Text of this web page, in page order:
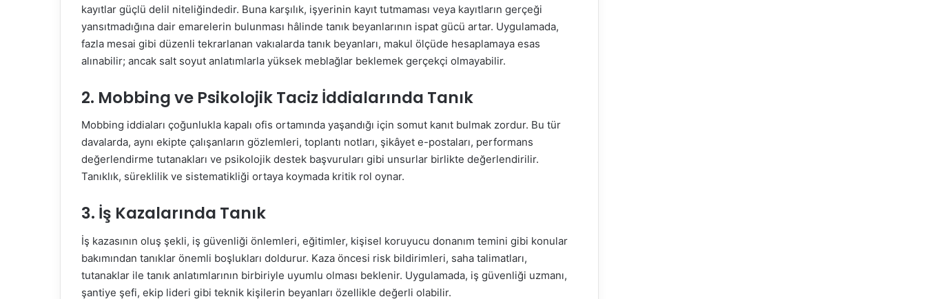
kayıtlar güçlü delil niteliğindedir. Buna karşılık, işyerinin kayıt tutmaması veya kayıtların gerçeği
yansıtmadığına dair emarelerin bulunması hâlinde tanık beyanlarının ispat gücü artar. Uygulamada,
fazla mesai gibi düzenli tekrarlanan vakıalarda tanık beyanları, makul ölçüde hesaplamaya esas
alınabilir; ancak salt soyut anlatımlarla yüksek meblağlar beklemek gerçekçi olmayabilir.
2. Mobbing ve Psikolojik Taciz İddialarında Tanık
Mobbing iddiaları çoğunlukla kapalı ofis ortamında yaşandığı için somut kanıt bulmak zordur. Bu tür
davalarda, aynı ekipte çalışanların gözlemleri, toplantı notları, şikâyet e-postaları, performans
değerlendirme tutanakları ve psikolojik destek başvuruları gibi unsurlar birlikte değerlendirilir.
Tanıklık, süreklilik ve sistematikliği ortaya koymada kritik rol oynar.
3. İş Kazalarında Tanık
İş kazasının oluş şekli, iş güvenliği önlemleri, eğitimler, kişisel koruyucu donanım temini gibi konular
bakımından tanıklar önemli boşlukları doldurur. Kaza öncesi risk bildirimleri, saha talimatları,
tutanaklar ile tanık anlatımlarının birbiriyle uyumlu olması beklenir. Uygulamada, iş güvenliği uzmanı,
şantiye şefi, ekip lideri gibi teknik kişilerin beyanları özellikle değerli olabilir.